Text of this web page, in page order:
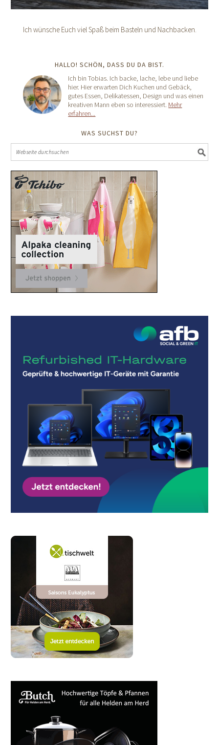
Ich wünsche Euch viel Spaß beim Basteln und Nachbacken.
HALLO! SCHÖN, DASS DU DA BIST.
Ich bin Tobias. Ich backe, lache, lebe und liebe
hier. Hier erwarten Dich Kuchen und Gebäck,
gutes Essen, Delikatessen, Design und was einen
kreativen Mann eben so interessiert. Mehr
erfahren...
WAS SUCHST DU?